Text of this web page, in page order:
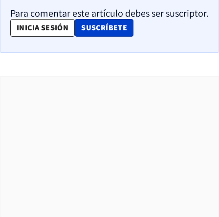
Para comentar este artículo debes ser suscriptor.
INICIA SESIÓN SUSCRÍBETE
OPENS IN NEW WINDOW